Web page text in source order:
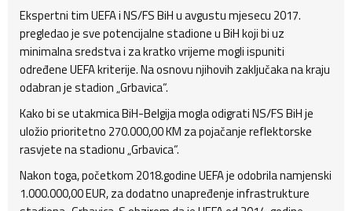
Ekspertni tim UEFA i NS/FS BiH u avgustu mjesecu 2017.
pregledao je sve potencijalne stadione u BiH koji bi uz
minimalna sredstva i za kratko vrijeme mogli ispuniti
određene UEFA kriterije. Na osnovu njihovih zaključaka na kraju
odabran je stadion „Grbavica“.
Kako bi se utakmica BiH-Belgija mogla odigrati NS/FS BiH je
uložio prioritetno 270.000,00 KM za pojačanje reflektorske
rasvjete na stadionu „Grbavica“.
Nakon toga, početkom 2018.godine UEFA je odobrila namjenski
1.000.000,00 EUR, za dodatno unapređenje infrastrukture